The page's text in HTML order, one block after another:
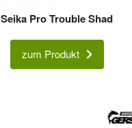
Seika Pro Trouble Shad
zum Produkt